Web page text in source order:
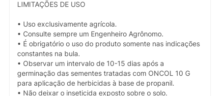
LIMITAÇÕES DE USO
• Uso exclusivamente agrícola.
• Consulte sempre um Engenheiro Agrônomo.
• É obrigatório o uso do produto somente nas indicações
constantes na bula.
• Observar um intervalo de 10-15 dias após a
germinação das sementes tratadas com ONCOL 10 G
para aplicação de herbicidas à base de propanil.
• Não deixar o inseticida exposto sobre o solo.